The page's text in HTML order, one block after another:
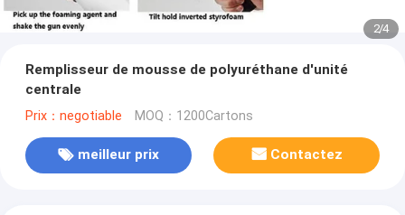
2/4
Remplisseur de mousse de polyuréthane d'unité
centrale
Prix：negotiable MOQ：1200Cartons
meilleur prix Contactez